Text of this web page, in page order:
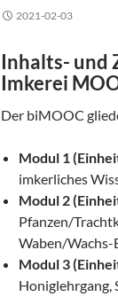
2021-02-03
Inhalts- und
Imkerei
Der biMOOC
Modul 1
imkerliches
Modul 2
Pfanzen/
Waben/
Modul 3
Honiglehrgang,